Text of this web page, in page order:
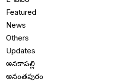
Featured
News
Others
Updates
అనకాపల్లి
అనంతపురం